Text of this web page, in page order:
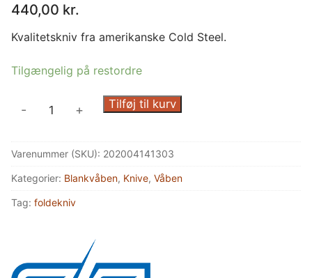
440,00 kr.
Kvalitetskniv fra amerikanske Cold Steel.
Tilgængelig på restordre
Bushman
Foldekniv
- + Tilføj til kurv
Varenummer (SKU): 202004141303
Kategorier: Blankvåben, Knive, Våben
Tag: foldekniv